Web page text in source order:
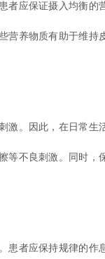
者应保证摄入均衡的
营养物质有助于维持
激。因此，在日常生
等不良刺激。同时，
者应保持规律的作